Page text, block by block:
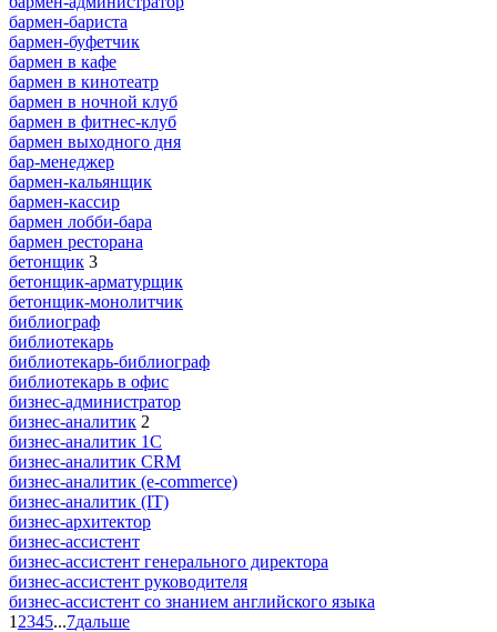
бармен-бариста
бармен-буфетчик
бармен в кафе
бармен в кинотеатр
бармен в ночной клуб
бармен в фитнес-клуб
бармен выходного дня
бар-менеджер
бармен-кальянщик
бармен-кассир
бармен лобби-бара
бармен ресторана
бетонщик 3
бетонщик-арматурщик
бетонщик-монолитчик
библиограф
библиотекарь
библиотекарь-библиограф
библиотекарь в офис
бизнес-администратор
бизнес-аналитик 2
бизнес-аналитик 1С
бизнес-аналитик CRM
бизнес-аналитик (e-commerce)
бизнес-аналитик (IT)
бизнес-архитектор
бизнес-ассистент
бизнес-ассистент генерального директора
бизнес-ассистент руководителя
бизнес-ассистент со знанием английского языка
1 2345...7дальше